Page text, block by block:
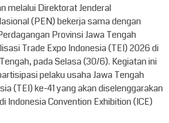
melalui Direktorat Jenderal
(PEN) bekerja sama dengan
Provinsi Jawa Tengah
Trade Expo Indonesia (TEI) 2026 di
pada Selasa (30/6). Kegiatan ini
pelaku usaha Jawa Tengah
(TEI) ke-41 yang akan diselenggarakan
Indonesia Convention Exhibition (ICE)